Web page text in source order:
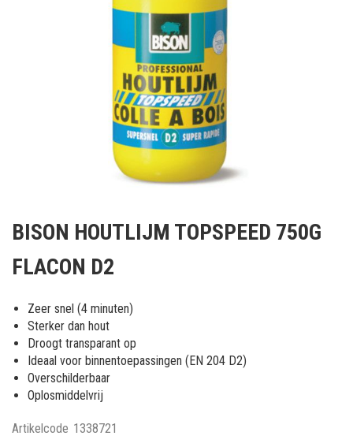
het
van
afbeeldingen-
gallerij
BISON HOUTLIJM TOPSPEED 750G
FLACON D2
Zeer snel (4 minuten)
Sterker dan hout
Droogt transparant op
Ideaal voor binnentoepassingen (EN 204 D2)
Overschilderbaar
Oplosmiddelvrij
Artikelcode 1338721